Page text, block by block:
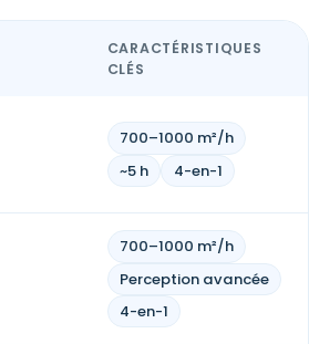
CARACTÉRISTIQUES
CLÉS
700–1000 m²/h
~5 h
4-en-1
700–1000 m²/h
Perception avancée
4-en-1